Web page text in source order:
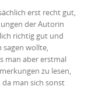
erst recht gut,
der Autorin
richtig gut und
sagen wollte,
man aber erstmal
zu lesen,
da man sich sonst